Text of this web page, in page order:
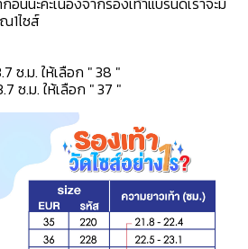
1ไซส์
ซ.ม. ให้เลือก " 38 "
ซ.ม. ให้เลือก " 37 "